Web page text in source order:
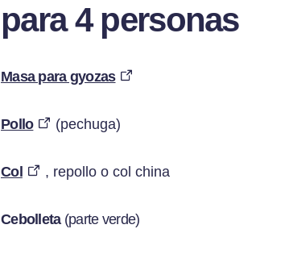
para 4 personas
Masa para gyozas
Pollo (pechuga)
Col , repollo o col china
Cebolleta (parte verde)